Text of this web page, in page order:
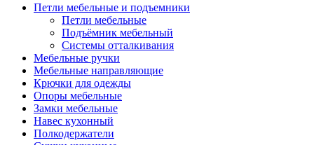
Петли мебельные и подъемники
Петли мебельные
Подъёмник мебельный
Системы отталкивания
Мебельные ручки
Мебельные направляющие
Крючки для одежды
Опоры мебельные
Замки мебельные
Навес кухонный
Полкодержатели